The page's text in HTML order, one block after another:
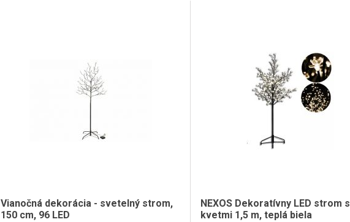
Vianočná dekorácia - svetelný strom,
150 cm, 96 LED
NEXOS Dekoratívny LED strom s
kvetmi 1,5 m, teplá biela